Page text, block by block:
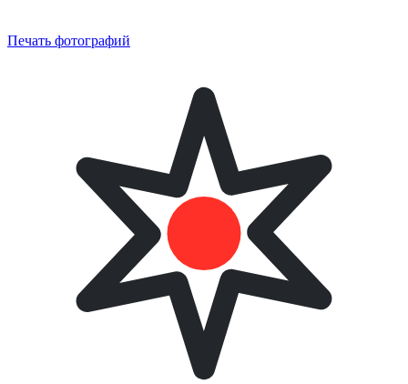
Печать фотографий